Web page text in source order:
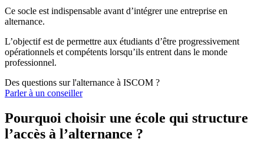
Ce socle est indispensable avant d’intégrer une entreprise en
alternance.
L’objectif est de permettre aux étudiants d’être progressivement
opérationnels et compétents lorsqu’ils entrent dans le monde
professionnel.
Des questions sur l'alternance à ISCOM ?
Parler à un conseiller
Pourquoi choisir une école qui structure
l’accès à l’alternance ?